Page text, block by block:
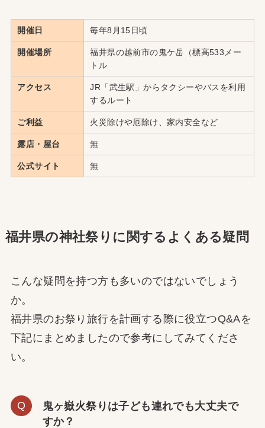
開催日 毎年8月15日頃
開催場所
福井県の越前市の鬼ケ岳（標高533メー
トル
アクセス
JR「武生駅」からタクシーやバスを利用
するルート
ご利益 火災除けや厄除け、家内安全など
露店・屋台 無
公式サイト 無
福井県の神社祭りに関するよくある疑問
こんな疑問を持つ方も多いのではないでしょう
か。
福井県のお祭り旅行を計画する際に役立つQ&Aを
下記にまとめましたので参考にしてみてくださ
い。
鬼ヶ嶽火祭りは子ども連れでも大丈夫で
すか？